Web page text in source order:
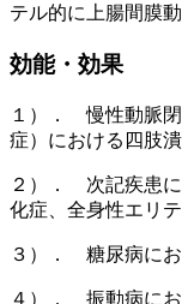
テル的に上腸間膜
効能・効果
１）． 慢性動脈
症）における四肢
２）． 次記疾患
化症、全身性エリテ
３）． 糖尿病にお
４）． 振動病にお